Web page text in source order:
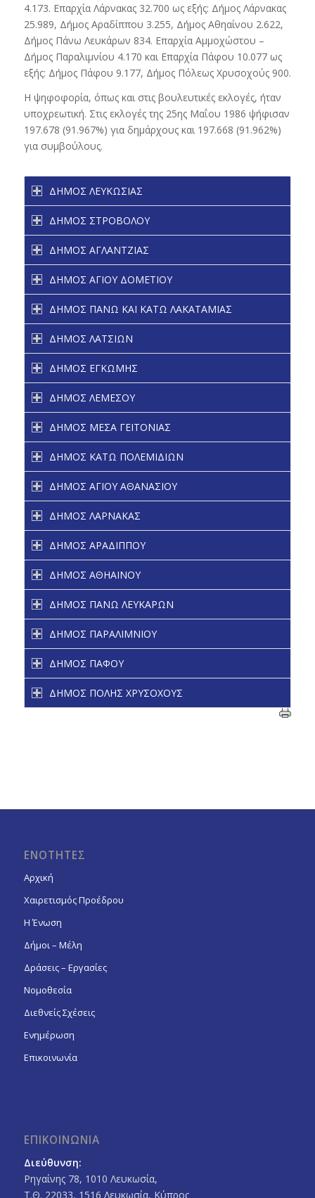
4.173. Επαρχία Λάρνακας 32.700 ως εξής: Δήμος Λάρνακας
25.989, Δήμος Αραδίππου 3.255, Δήμος Αθηαίνου 2.622,
Δήμος Πάνω Λευκάρων 834. Επαρχία Αμμοχώστου –
Δήμος Παραλιμνίου 4.170 και Επαρχία Πάφου 10.077 ως
εξής: Δήμος Πάφου 9.177, Δήμος Πόλεως Χρυσοχούς 900.
Η ψηφοφορία, όπως και στις βουλευτικές εκλογές, ήταν
υποχρεωτική. Στις εκλογές της 25ης Μαΐου 1986 ψήφισαν
197.678 (91.967%) για δημάρχους και 197.668 (91.962%)
για συμβούλους.
ΔΗΜΟΣ ΛΕΥΚΩΣΙΑΣ
ΔΗΜΟΣ ΣΤΡΟΒΟΛΟΥ
ΔΗΜΟΣ ΑΓΛΑΝΤΖΙΑΣ
ΔΗΜΟΣ ΑΓΙΟΥ ΔΟΜΕΤΙΟΥ
ΔΗΜΟΣ ΠΑΝΩ ΚΑΙ ΚΑΤΩ ΛΑΚΑΤΑΜΙΑΣ
ΔΗΜΟΣ ΛΑΤΣΙΩΝ
ΔΗΜΟΣ ΕΓΚΩΜΗΣ
ΔΗΜΟΣ ΛΕΜΕΣΟΥ
ΔΗΜΟΣ ΜΕΣΑ ΓΕΙΤΟΝΙΑΣ
ΔΗΜΟΣ ΚΑΤΩ ΠΟΛΕΜΙΔΙΩΝ
ΔΗΜΟΣ ΑΓΙΟΥ ΑΘΑΝΑΣΙΟΥ
ΔΗΜΟΣ ΛΑΡΝΑΚΑΣ
ΔΗΜΟΣ ΑΡΑΔΙΠΠΟΥ
ΔΗΜΟΣ ΑΘΗΑΙΝΟΥ
ΔΗΜΟΣ ΠΑΝΩ ΛΕΥΚΑΡΩΝ
ΔΗΜΟΣ ΠΑΡΑΛΙΜΝΙΟΥ
ΔΗΜΟΣ ΠΑΦΟΥ
ΔΗΜΟΣ ΠΟΛΗΣ ΧΡΥΣΟΧΟΥΣ
ΕΝΟΤΗΤΕΣ
Αρχική
Χαιρετισμός Προέδρου
Η Ένωση
Δήμοι – Μέλη
Δράσεις – Εργασίες
Νομοθεσία
Διεθνείς Σχέσεις
Ενημέρωση
Επικοινωνία
ΕΠΙΚΟΙΝΩΝΙΑ
Διεύθυνση:
Ρηγαίνης 78, 1010 Λευκωσία,
Τ.Θ. 22033, 1516 Λευκωσία, Κύπρος